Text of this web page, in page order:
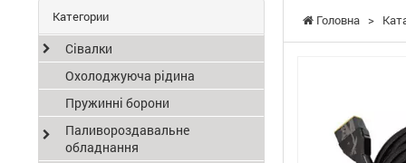
Головна >
Категории
Сівалки
Охолоджуюча рідина
Пружинні борони
Паливороздавальне
обладнання